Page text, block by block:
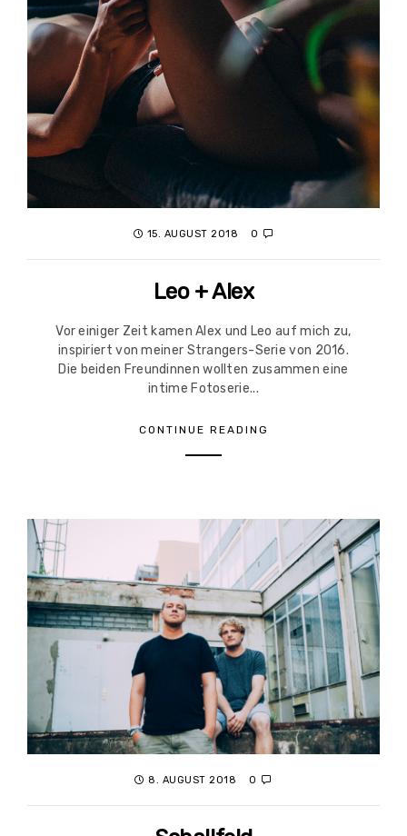
15. AUGUST 2018 0
Leo + Alex
Vor einiger Zeit kamen Alex und Leo auf mich zu,
inspiriert von meiner Strangers-Serie von 2016.
Die beiden Freundinnen wollten zusammen eine
intime Fotoserie...
CONTINUE READING
8. AUGUST 2018 0